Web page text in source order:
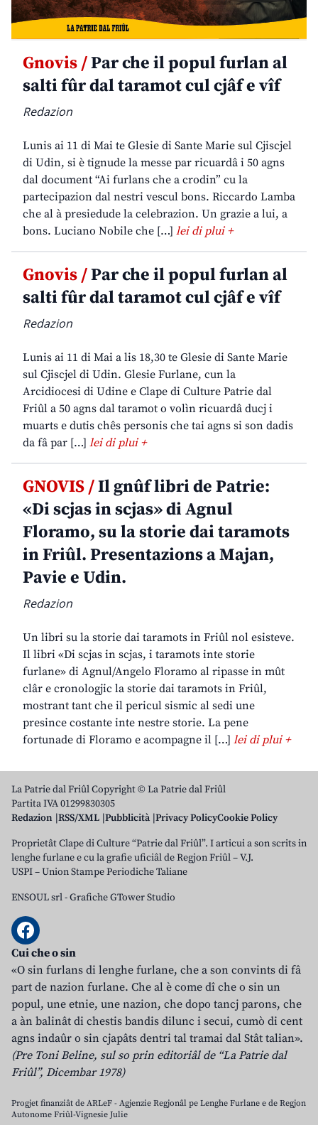
Gnovis /Par che il popul furlan al
salti fûr dal taramot cul cjâf e vîf
Redazion
Lunis ai 11 di Mai te Glesie di Sante Marie sul Cjiscjel
di Udin, si è tignude la messe par ricuardâ i 50 agns
dal document “Ai furlans che a crodin” cu la
partecipazion dal nestri vescul bons. Riccardo Lamba
che al à presiedude la celebrazion. Un grazie a lui, a
bons. Luciano Nobile che […] lei di plui +
Gnovis /Par che il popul furlan al
salti fûr dal taramot cul cjâf e vîf
Redazion
Lunis ai 11 di Mai a lis 18,30 te Glesie di Sante Marie
sul Cjiscjel di Udin. Glesie Furlane, cun la
Arcidiocesi di Udine e Clape di Culture Patrie dal
Friûl a 50 agns dal taramot o volìn ricuardâ ducj i
muarts e dutis chês personis che tai agns si son dadis
da fâ par […] lei di plui +
GNOVIS /Il gnûf libri de Patrie:
«Di scjas in scjas» di Agnul
Floramo, su la storie dai taramots
in Friûl. Presentazions a Majan,
Pavie e Udin.
Redazion
Un libri su la storie dai taramots in Friûl nol esisteve.
Il libri «Di scjas in scjas, i taramots inte storie
furlane» di Agnul/Angelo Floramo al ripasse in mût
clâr e cronologjic la storie dai taramots in Friûl,
mostrant tant che il pericul sismic al sedi une
presince costante inte nestre storie. La pene
fortunade di Floramo e acompagne il […] lei di plui +
La Patrie dal Friûl Copyright © La Patrie dal Friûl
Partita IVA 01299830305
Redazion RSS/XML Pubblicità Privacy PolicyCookie Policy
Proprietât Clape di Culture “Patrie dal Friûl”. I articui a son scrits in
lenghe furlane e cu la grafie uficiâl de Regjon Friûl – V.J.
USPI – Union Stampe Periodiche Taliane
ENSOUL srl-Grafiche GTower Studio
Cui che o sin
«O sin furlans di lenghe furlane, che a son convints di fâ
part de nazion furlane. Che al è come dî che o sin un
popul, une etnie, une nazion, che dopo tancj parons, che
a àn balinât di chestis bandis dilunc i secui, cumò di cent
agns indaûr o sin cjapâts dentri tal tramai dal Stât talian».
(Pre Toni Beline, sul so prin editoriâl de “La Patrie dal
Friûl”, Dicembar 1978)
Progjet finanziât de ARLeF - Agjenzie Regjonâl pe Lenghe Furlane e de Regjon
Autonome Friûl-Vignesie Julie